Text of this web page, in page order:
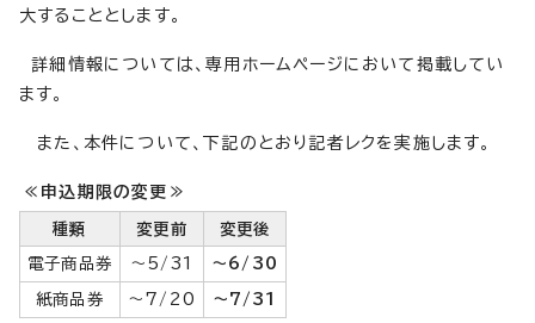
大することとします。
詳細情報については、専用ホームページにおいて掲載してい
ます。
また、本件について、下記のとおり記者レクを実施します。
≪申込期限の変更≫
種類 変更前 変更後
電子商品券 ～5/31 ～6/30
紙商品券 ～7/20 ～7/31